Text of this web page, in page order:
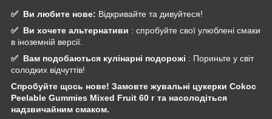
✅ Ви любите нове: Відкривайте та дивуйтеся!
✅ Ви хочете альтернативи : спробуйте свої улюблені смаки
в іноземній версії.
✅ Вам подобаються кулінарні подорожі : Пориньте у світ
солодких відчуттів!
Спробуйте щось нове! Замовте жувальні цукерки Cokoc
Peelable Gummies Mixed Fruit 60 г та насолодіться
надзвичайним смаком.